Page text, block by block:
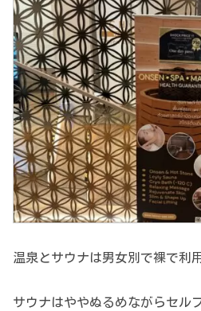
温泉とサウナは男女別で裸で利用
サウナはややぬるめながらセル